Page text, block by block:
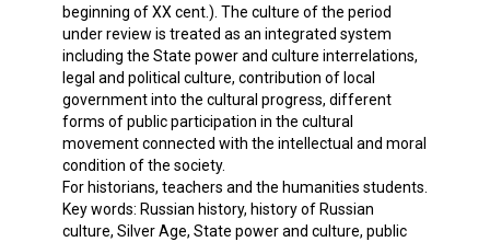
beginning of XX cent.). The culture of the period
under review is treated as an integrated system
including the State power and culture interrelations,
legal and political culture, contribution of local
government into the cultural progress, different
forms of public participation in the cultural
movement connected with the intellectual and moral
condition of the society.
For historians, teachers and the humanities students.
Key words: Russian history, history of Russian
culture, Silver Age, State power and culture, public